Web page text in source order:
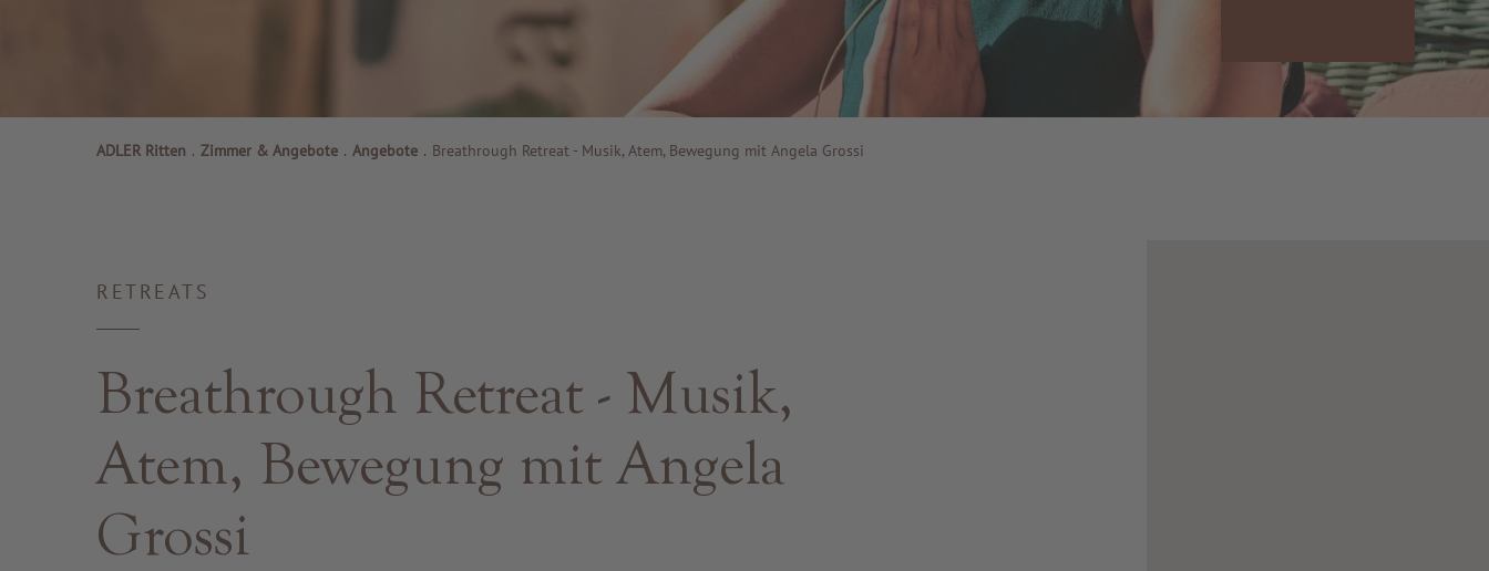
ADLER Ritten . Zimmer & Angebote . Angebote . Breathrough Retreat - Musik, Atem, Bewegung mit Angela Grossi
RETREATS
Breathrough Retreat - Musik,
Atem, Bewegung mit Angela
Grossi